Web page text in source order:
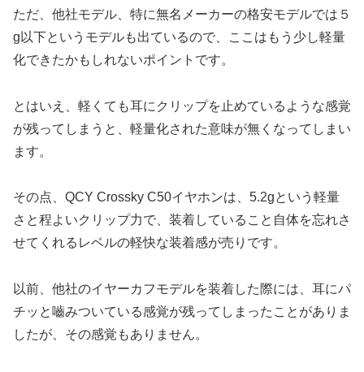
ただ、他社モデル、特に無名メーカーの格安モデルでは５
g以下というモデルも出ているので、ここはもう少し軽量
化できたかもしれないポイントです。
とはいえ、軽くても耳にクリップを止めているような感覚
が残ってしまうと、軽量化された意味が無くなってしまい
ます。
その点、QCY Crossky C50イヤホンは、5.2gという軽量
さと程よいクリップ力で、装着していること自体を忘れさ
せてくれるレベルの軽快な装着感が売りです。
以前、他社のイヤーカフモデルを装着した際には、耳にパ
チッと嚙みついている感覚が残ってしまったことがありま
したが、その感覚もありません。